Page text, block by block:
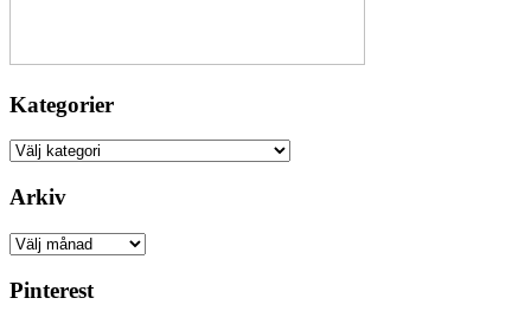
Kategorier
Kategorier
Arkiv
Arkiv
Pinterest